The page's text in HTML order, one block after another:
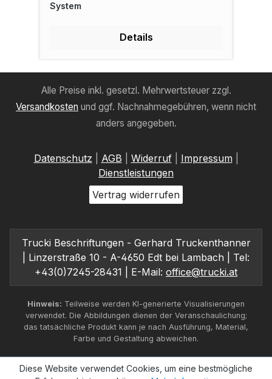
System
Details
Alle Preise inkl. gesetzl. Mehrwertsteuer zzgl.
Versandkosten und ggf. Nachnahmegebühren, wenn nicht
anders angegeben.
Datenschutz AGB Widerruf| Impressum
Dienstleistungen
Vertrag widerrufen
Trucki Beschriftungen - Gerhard Truckenthanner
| Linzerstraße 10 - A-4650 Edt bei Lambach | Tel:
+43(0)7245-28431 | E-Mail: office@trucki.at
Hinweis: Teilweise werden KI-generierte Visualisierungen
verwendet. Die Abbildungen dienen der Veranschaulichung;
das tatsächliche Produkt kann je nach Ausführung, Material,
Farbe und Gestaltung abweichen.
Diese Website verwendet Cookies, um eine bestmögliche